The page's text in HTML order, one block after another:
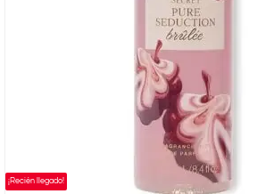
¡Recién llegado!